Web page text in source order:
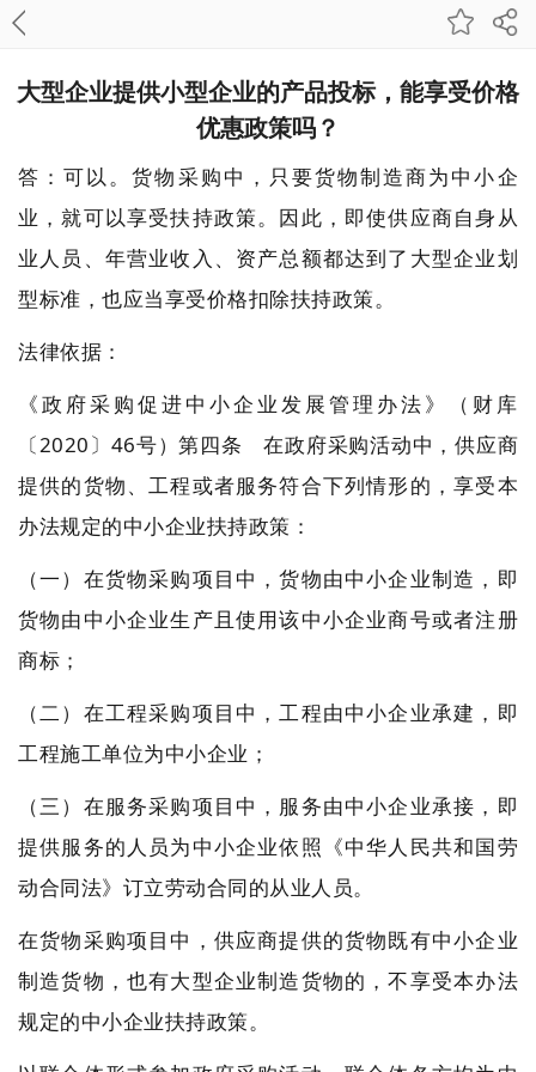
大型企业提供小型企业的产品投标，能享受价格
优惠政策吗？
答：可以。货物采购中，只要货物制造商为中小企
业，就可以享受扶持政策。因此，即使供应商自身从
业人员、年营业收入、资产总额都达到了大型企业划
型标准，也应当享受价格扣除扶持政策。
法律依据：
《政府采购促进中小企业发展管理办法》（财库
〔2020〕46号）第四条 在政府采购活动中，供应商
提供的货物、工程或者服务符合下列情形的，享受本
办法规定的中小企业扶持政策：
（一）在货物采购项目中，货物由中小企业制造，即
货物由中小企业生产且使用该中小企业商号或者注册
商标；
（二）在工程采购项目中，工程由中小企业承建，即
工程施工单位为中小企业；
（三）在服务采购项目中，服务由中小企业承接，即
提供服务的人员为中小企业依照《中华人民共和国劳
动合同法》订立劳动合同的从业人员。
在货物采购项目中，供应商提供的货物既有中小企业
制造货物，也有大型企业制造货物的，不享受本办法
规定的中小企业扶持政策。